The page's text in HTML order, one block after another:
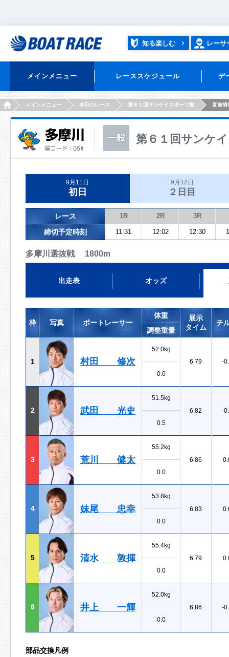
知る楽しむ レーサ
メインメニュー レーススケジュール デ
HOMEメインメニュー 本日のレース 第６１回サンケイスポーツ賞 直前情
第６１回サンケ
9月11日
初日
9月12日
２日目
レース 1R 2R 3R
締切予定時刻 11:31 12:02 12:30
多摩川選抜戦 1800m
出走表 オッズ
枠 写真 ボートレーサー
体重
展示
タイム
チ
調整重量
1 村田 修次
52.0kg
6.79
-
0.0
2 武田 光史
51.5kg
6.82
-
0.5
3 荒川 健太
55.2kg
6.86
0.0
4 妹尾 忠幸
53.8kg
6.83
0.0
5 清水 敦揮
55.4kg
6.79
0.0
6 井上 一輝
52.0kg
6.86
-
0.0
部品交換凡例